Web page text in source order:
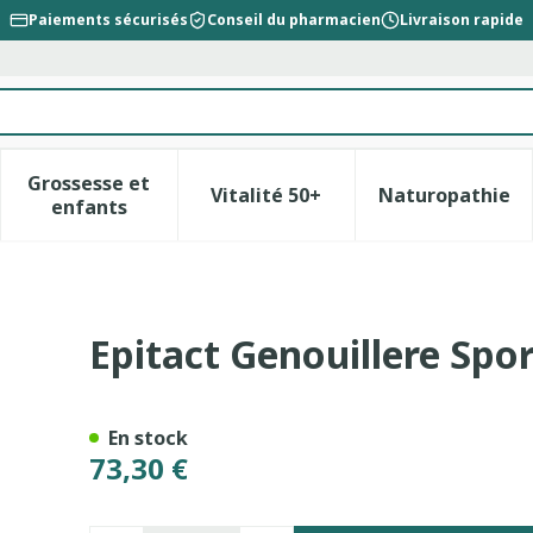
Paiements sécurisés Conseil du pharmacien Livraison rapide
catégorie Beauté, soins et hygiène
sous-menu pour la catégorie Régime, alimentation &
Grossesse et
enfants
Afficher le sous-menu pour la catégorie
Vitalité 50+Afficher le sous-menu pour
Naturopathie
Afficher
l
Epitact Genouillere
73,30 €
En stock